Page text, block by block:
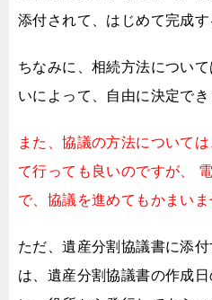
添付されて、はじめて完成す
ちなみに、相続方法について
いによって、 自由に決定でき
また、協議の方法については
て行っても良いのですが、
で、協議を進めてもかまいま
ただ、遺産分割協議書に添
は、 遺産分割協議書の作成